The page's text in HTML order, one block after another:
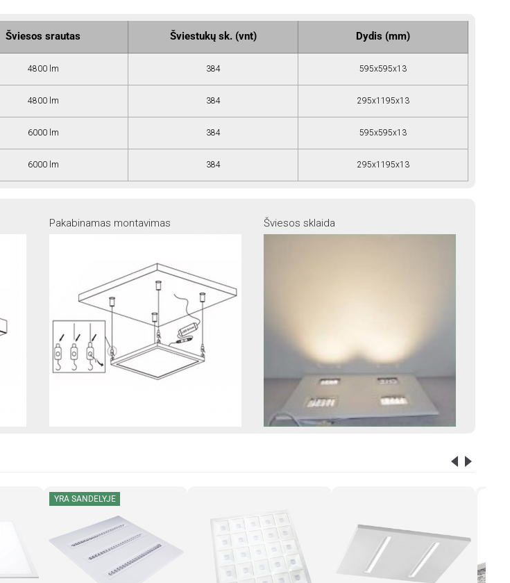
Šviesos srautas Šviestukų sk. (vnt) Dydis (mm)
4800 lm 384 595x595x13
4800 lm 384 295x1195x13
6000 lm 384 595x595x13
6000 lm 384 295x1195x13
Pakabinamas montavimas Šviesos sklaida
YRA SANDELYJE